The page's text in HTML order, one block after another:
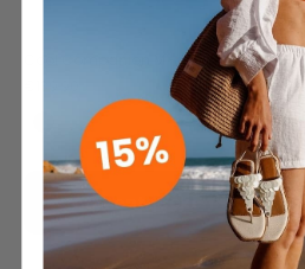
Cool Companion M - Black
BlackCrema
Jetzt entdecken